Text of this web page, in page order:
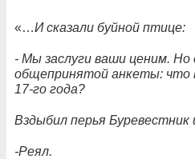
«…И сказали буйной птице:
- Мы заслуги ваши ценим.
общепринятой анкеты: что
17-го года?
Вздыбил перья
-Реял.